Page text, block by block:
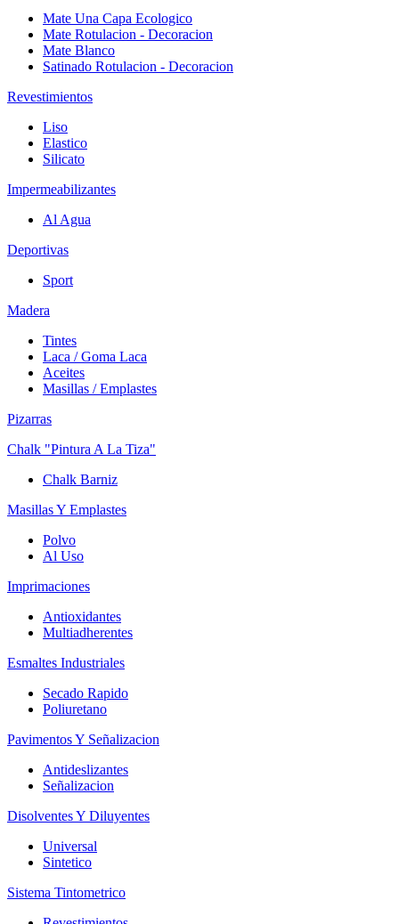
Mate Una Capa Ecologico
Mate Rotulacion - Decoracion
Mate Blanco
Satinado Rotulacion - Decoracion
Revestimientos
Liso
Elastico
Silicato
Impermeabilizantes
Al Agua
Deportivas
Sport
Madera
Tintes
Laca / Goma Laca
Aceites
Masillas / Emplastes
Pizarras
Chalk "Pintura A La Tiza"
Chalk Barniz
Masillas Y Emplastes
Polvo
Al Uso
Imprimaciones
Antioxidantes
Multiadherentes
Esmaltes Industriales
Secado Rapido
Poliuretano
Pavimentos Y Señalizacion
Antideslizantes
Señalizacion
Disolventes Y Diluyentes
Universal
Sintetico
Sistema Tintometrico